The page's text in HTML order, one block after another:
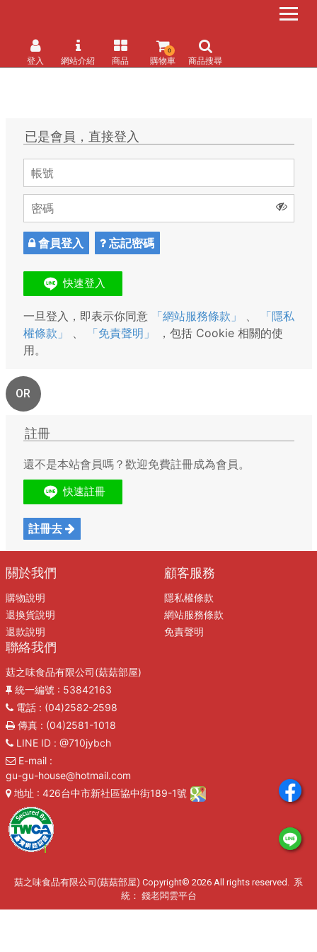
登入 網站介紹 商品 購物車
0
商品搜尋
已是會員，直接登入
會員登入 忘記密碼
一旦登入，即表示你同意 「網站服務條款」
「隱私
權條款」
「免責聲明」
，包括 Cookie 相關的使
用。
OR
註冊
還不是本站會員嗎？歡迎免費註冊成為會員。
註冊去
關於我們
購物說明
退換貨說明
退款說明
顧客服務
隱私權條款
網站服務條款
免責聲明
聯絡我們
菇之味食品有限公司(菇菇部屋)
統一編號 : 53842163
電話: (04)2582-2598
傳真: (04)2581-1018
LINE ID: @710jybch
E-mail:
gu-gu-house@hotmail.com
地址 : 426台中市新社區協中街189-1號
菇之味食品有限公司(菇菇部屋) Copyright© 2026 All rights reserved. 系
統： 錢老闆雲平台